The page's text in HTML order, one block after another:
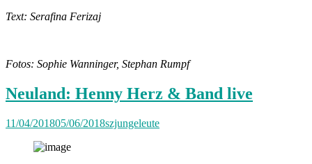
Text: Serafina Ferizaj
Fotos: Sophie Wanninger, Stephan Rumpf
Neuland: Henny Herz & Band live
11/04/201805/06/2018szjungeleute